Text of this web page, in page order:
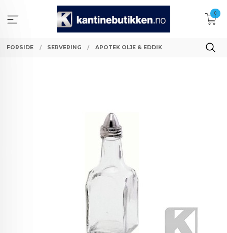
innholdet
0
FORSIDE SERVERING APOTEK OLJE & EDDIK